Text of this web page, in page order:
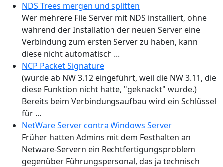
NDS Trees mergen und splitten
Wer mehrere File Server mit NDS installiert, ohne
während der Installation der neuen Server eine
Verbindung zum ersten Server zu haben, kann
diese nicht automatisch ...
NCP Packet Signature
(wurde ab NW 3.12 eingeführt, weil die NW 3.11, die
diese Funktion nicht hatte, "geknackt" wurde.)
Bereits beim Verbindungsaufbau wird ein Schlüssel
für ...
NetWare Server contra Windows Server
Früher hatten Admins mit dem Festhalten an
Netware-Servern ein Rechtfertigungsproblem
gegenüber Führungspersonal, das ja technisch